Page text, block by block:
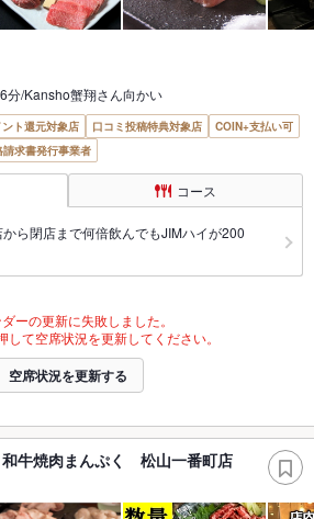
分/Kansho蟹翔さん向かい
ト還元対象店 口コミ投稿特典対象店
COIN+支払い可
請求書発行事業者
コース
ら閉店まで何倍飲んでもJIMハイが200
ーの更新に失敗しました。
して空席状況を更新してください。
空席状況を更新する
牛焼肉まんぷく 松山一番町店